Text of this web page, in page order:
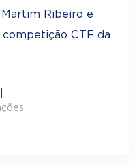
Martim Ribeiro e
CTF da